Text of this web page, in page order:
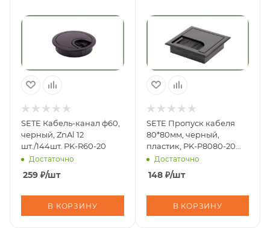
SETE Кабель-канал ф60,
черный, ZnAl 12
шт./144шт. PK-R60-20
Достаточно
259 ₽/шт
В КОРЗИНУ
SETE Пропуск кабеля
80*80мм, черный,
пластик, PK-P8080-20
(50шт/400шт)
Достаточно
148₽/шт
В КОРЗИНУ